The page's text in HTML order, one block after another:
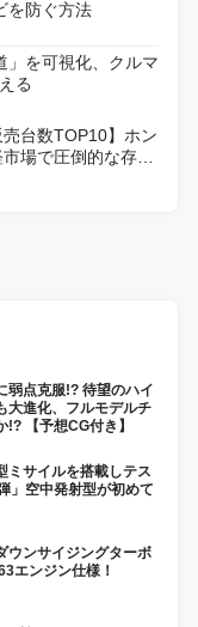
を防ぐ方法
」を可視化、クルマ
る
売台数TOP10】ホン
場で圧倒的な存在
弱点克服!? 待望のハイ
大進化、フルモデルチ
【予想CG付き】
ミサイルを搭載しテス
」空中発射型が初めて
ウンサイジングターボ
エンジン仕様！